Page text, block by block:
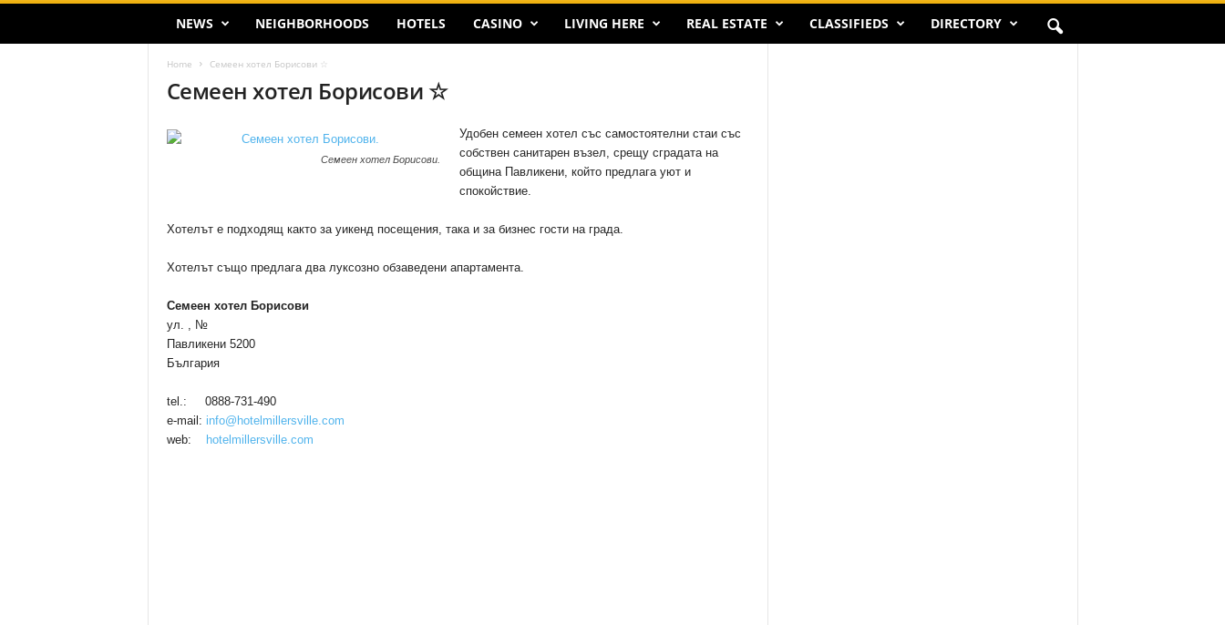
NEWS NEIGHBORHOODS HOTELS CASINO LIVING HERE REAL ESTATE CLASSIFIEDS DIRECTORY
Home Семеен хотел Борисови ☆
Семеен хотел Борисови ☆
Семеен хотел Борисови.
Удобен семеен хотел със самостоятелни стаи със
собствен санитарен възел, срещу сградата на
община Павликени, който предлага уют и
спокойствие.
Хотелът е подходящ както за уикенд посещения, така и за бизнес гости на града.
Хотелът също предлага два луксозно обзаведени апартамента.
Семеен хотел Борисови
ул. , №
Павликени 5200
България
tel.: 0888-731-490
e-mail: info@hotelmillersville.com
web:
hotelmillersville.com